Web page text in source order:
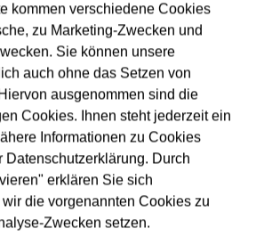
ein, dann kann der Coupon im
beim jeweiligen Partner eingelöst
genau erläutert, wo und wie Sie
der jeweiliger Gültigkeitszeitraum
dessen und ohne die Eintragung
besteht kein Anspruch auf
kommen verschiedene Cookies
zu Marketing-Zwecken und
Sie können unsere
auch ohne das Setzen von
ausgenommen sind die
Cookies. Ihnen steht jederzeit ein
Informationen zu Cookies
Datenschutzerklärung. Durch
erklären Sie sich
die vorgenannten Cookies zu
Zwecken setzen.